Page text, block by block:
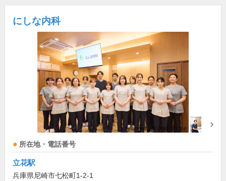
にしな内科
所在地・電話番号
立花駅
兵庫県尼崎市七松町1-2-1